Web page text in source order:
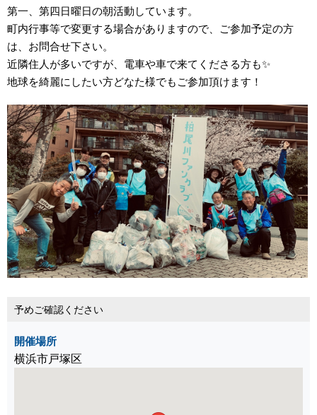
第一、第四日曜日の朝活動しています。
町内行事等で変更する場合がありますので、ご参加予定の方
は、お問合せ下さい。
近隣住人が多いですが、電車や車で来てくださる方も✨
地球を綺麗にしたい方どなた様でもご参加頂けます！
予めご確認ください
開催場所
横浜市戸塚区